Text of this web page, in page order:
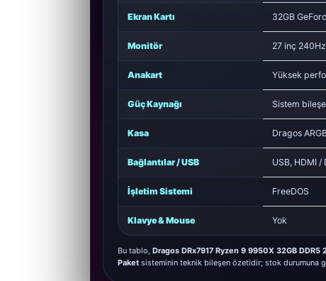
Ekran Kartı 32GB
Monitör 27 inç
Anakart Yüksek
Güç Kaynağı Sistem
Kasa Dragos
Bağlantılar / USB USB, HDMI /
İşletim Sistemi FreeDOS
Klavye & Mouse Yok
Bu tablo, Dragos DRx7917 Ryzen 9 9950X 32GB
Paket sisteminin teknik bileşen özetidir; stok durumuna